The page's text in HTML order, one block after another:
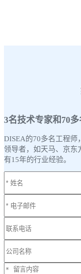
3名技术专家和70
DISEA的70多名工程师
领导者，如天马、京东
有15年的行业经验。